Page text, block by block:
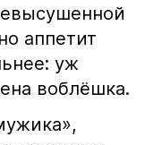
аппетит
уж
воблёшка.